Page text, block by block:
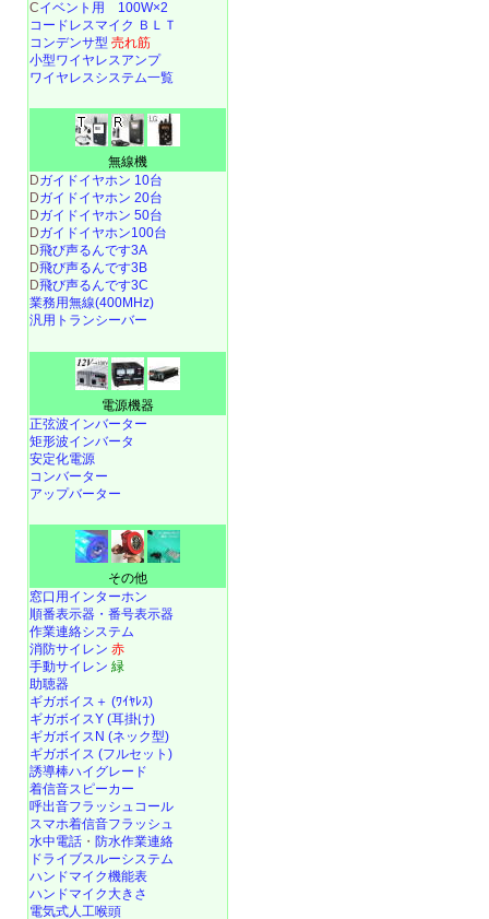
Cイベント用 100W×2
コードレスマイク ＢＬＴ
コンデンサ型 売れ筋
小型ワイヤレスアンプ
ワイヤレスシステム一覧
無線機
Dガイドイヤホン 10台
Dガイドイヤホン 20台
Dガイドイヤホン 50台
Dガイドイヤホン100台
D飛び声るんです3A
D飛び声るんです3B
D飛び声るんです3C
業務用無線(400MHz)
汎用トランシーバー
電源機器
正弦波インバーター
矩形波インバータ
安定化電源
コンバーター
アップバーター
その他
窓口用インターホン
順番表示器・番号表示器
作業連絡システム
消防サイレン 赤
手動サイレン 緑
助聴器
ギガボイス＋ (ﾜｲﾔﾚｽ)
ギガボイスY (耳掛け)
ギガボイスN (ネック型)
ギガボイス (フルセット)
誘導棒ハイグレード
着信音スピーカー
呼出音フラッシュコール
スマホ着信音フラッシュ
水中電話 ・ 防水作業連絡
ドライブスルーシステム
ハンドマイク機能表
ハンドマイク大きさ
電気式人工喉頭